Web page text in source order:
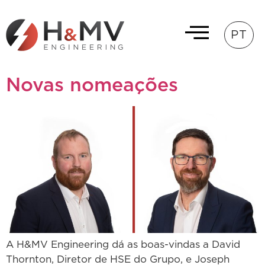
PT
Novas nomeações
A H&MV Engineering dá as boas-vindas a David
Thornton, Diretor de HSE do Grupo, e Joseph